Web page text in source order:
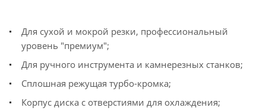
Для сухой и мокрой резки, профессиональный
уровень "премиум";
Для ручного инструмента и камнерезных станков;
Сплошная режущая турбо-кромка;
Корпус диска с отверстиями для охлаждения;